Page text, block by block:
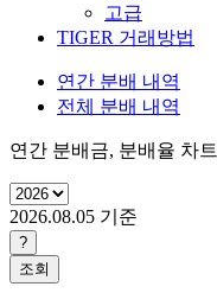
고급
TIGER 거래방법
연간 분배 내역
전체 분배 내역
연간 분배금, 분배율 차트
2026.08.05 기준
?
조회